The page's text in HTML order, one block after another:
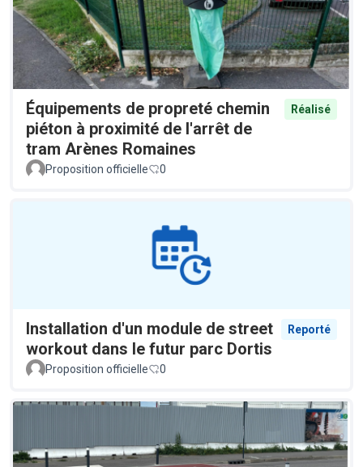
Équipements de propreté chemin
piéton à proximité de l'arrêt de
tram Arènes Romaines
Réalisé
Proposition officielle 0
Installation d'un module de street
workout dans le futur parc Dortis
Reporté
Proposition officielle 0